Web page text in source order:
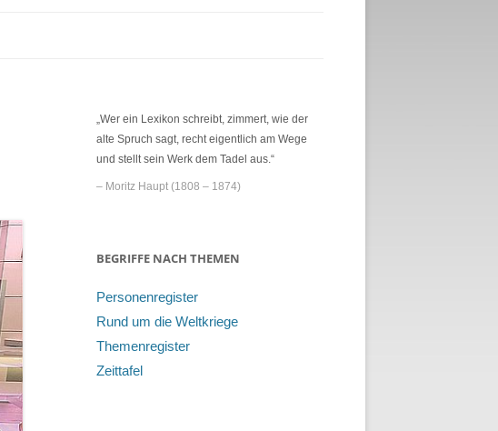
„Wer ein Lexikon schreibt, zimmert, wie der
alte Spruch sagt, recht eigentlich am Wege
und stellt sein Werk dem Tadel aus.“
– Moritz Haupt (1808 – 1874)
BEGRIFFE NACH THEMEN
Personenregister
Rund um die Weltkriege
Themenregister
Zeittafel